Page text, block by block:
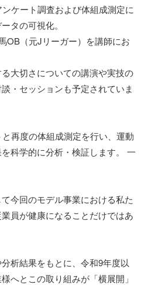
ケート調査および体組成測定に
タの可視化。
OB（元Jリーガー）を講師にお
大切さについての講演や実技の
・セッションも予定されていま
再度の体組成測定を行い、運動
科学的に分析・検証します。 一
今回のモデル事業における私た
員が健康になることだけではあ
析結果をもとに、令和9年度以
へとこの取り組みが「横展開」